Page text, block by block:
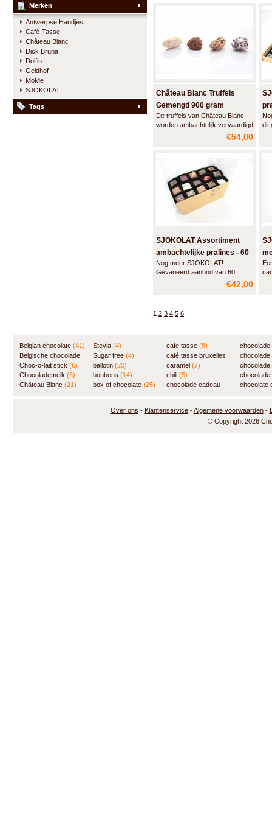
Merken
Antwerpse Handjes
Café-Tasse
Château Blanc
Dick Bruna
Dolfin
Geldhof
MoMe
SJOKOLAT
Tags
Château Blanc Truffels
Gemengd 900 gram
De truffels van Château Blanc
worden ambachtelijk vervaardigd
met de meest hoogwaardige
grondstoffen - echte Belgische
conseveringsmiddelen.
Fluweelzacht interieur en grote
variëteit aan smaken.
€54,00
-
dit
SJOKOLAT Assortiment
ambachtelijke pralines - 60
stuks
Nog meer SJOKOLAT!
Gevarieerd aanbod van 60
handgemaakte pralines voor de
€42,00
1 2 3 4 5 6
Belgian chocolate (41)
Belgische chocolade
(84)
Choc-o-lait stick (6)
Chocolademelk (6)
Château Blanc (21)
Stevia (4)
Sugar free (4)
ballotin (20)
bonbons (14)
box of chocolate (25)
cafe tasse (8)
café tasse bruxelles
(8)
caramel (7)
chili (5)
chocolade cadeau
(7)
chocolate
Over ons - Klantenservice-Algemene voorwaarden-
© Copyright 2026